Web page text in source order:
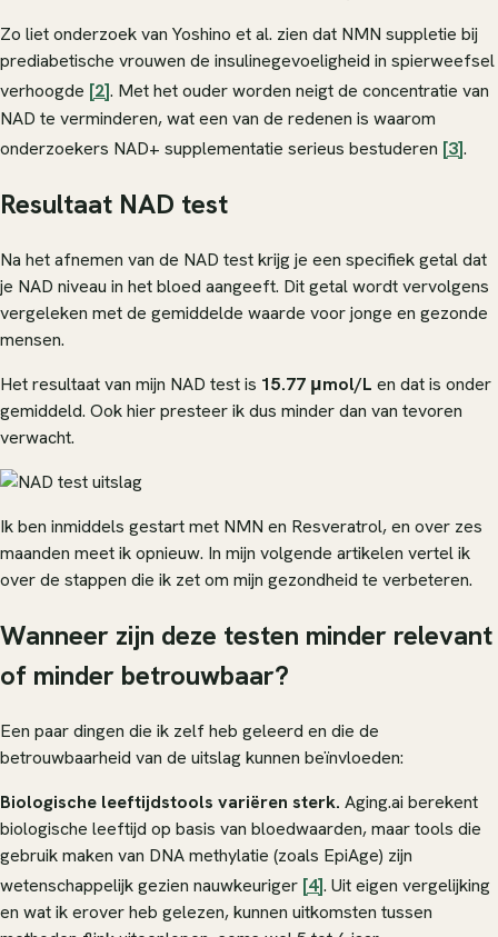
Zo liet onderzoek van Yoshino et al. zien dat NMN suppletie bij
prediabetische vrouwen de insulinegevoeligheid in spierweefsel
verhoogde [2]. Met het ouder worden neigt de concentratie van
NAD te verminderen, wat een van de redenen is waarom
onderzoekers NAD+ supplementatie serieus bestuderen [3].
Resultaat NAD test
Na het afnemen van de NAD test krijg je een specifiek getal dat
je NAD niveau in het bloed aangeeft. Dit getal wordt vervolgens
vergeleken met de gemiddelde waarde voor jonge en gezonde
mensen.
Het resultaat van mijn NAD test is 15.77 μmol/L en dat is onder
gemiddeld. Ook hier presteer ik dus minder dan van tevoren
verwacht.
Ik ben inmiddels gestart met NMN en Resveratrol, en over zes
maanden meet ik opnieuw. In mijn volgende artikelen vertel ik
over de stappen die ik zet om mijn gezondheid te verbeteren.
Wanneer zijn deze testen minder relevant
of minder betrouwbaar?
Een paar dingen die ik zelf heb geleerd en die de
betrouwbaarheid van de uitslag kunnen beïnvloeden:
Biologische leeftijdstools variëren sterk. Aging.ai berekent
biologische leeftijd op basis van bloedwaarden, maar tools die
gebruik maken van DNA methylatie (zoals EpiAge) zijn
wetenschappelijk gezien nauwkeuriger [4]. Uit eigen vergelijking
en wat ik erover heb gelezen, kunnen uitkomsten tussen